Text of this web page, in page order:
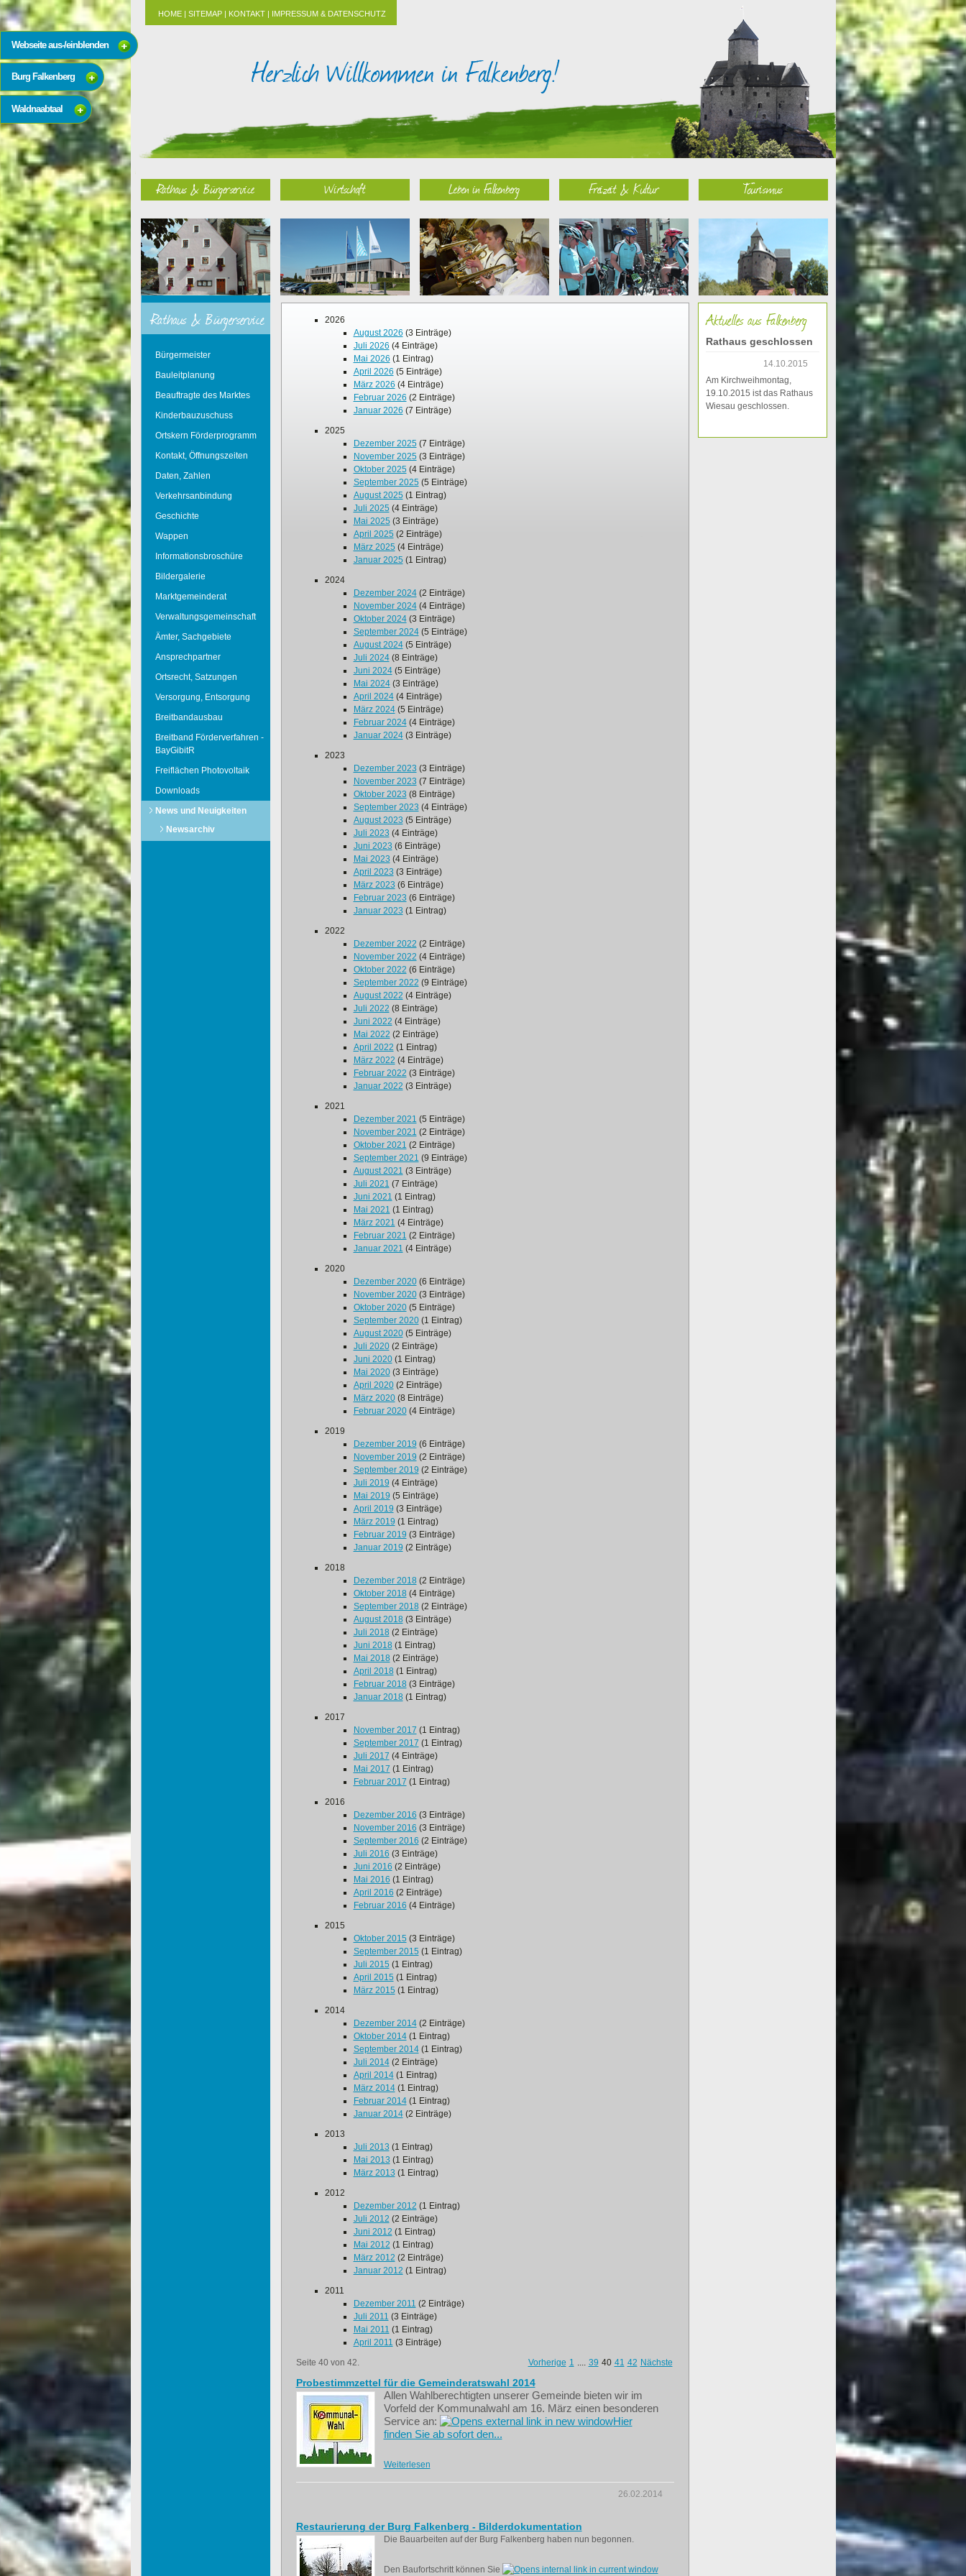
HOME| SITEMAP| KONTAKT| IMPRESSUM & DATENSCHUTZ
Rathaus & Bürgerservice Wirtschaft Leben in Falkenberg Freizeit & Kultur Tourismus
Rathaus & Bürgerservice
Bürgermeister
Bauleitplanung
Beauftragte des Marktes
Kinderbauzuschuss
Ortskern Förderprogramm
Kontakt, Öffnungszeiten
Daten, Zahlen
Verkehrsanbindung
Geschichte
Wappen
Informationsbroschüre
Bildergalerie
Marktgemeinderat
Verwaltungsgemeinschaft
Ämter, Sachgebiete
Ansprechpartner
Ortsrecht, Satzungen
Versorgung, Entsorgung
Breitbandausbau
Breitband Förderverfahren -
BayGibitR
Freiflächen Photovoltaik
Downloads
News und Neuigkeiten
Newsarchiv
2026
August 2026 (3 Einträge)
Juli 2026 (4 Einträge)
Mai 2026 (1 Eintrag)
April 2026 (5 Einträge)
März 2026 (4 Einträge)
Februar 2026 (2 Einträge)
Januar 2026 (7 Einträge)
2025
Dezember 2025(7 Einträge)
November 2025(3 Einträge)
Oktober 2025(4 Einträge)
September 2025(5 Einträge)
August 2025(1 Eintrag)
Juli 2025 (4 Einträge)
Mai 2025 (3 Einträge)
April 2025 (2 Einträge)
März 2025 (4 Einträge)
Januar 2025 (1 Eintrag)
2024
Dezember 2024(2 Einträge)
November 2024(4 Einträge)
Oktober 2024(3 Einträge)
September 2024(5 Einträge)
August 2024(5 Einträge)
Juli 2024(8 Einträge)
Juni 2024(5 Einträge)
Mai 2024(3 Einträge)
April 2024(4 Einträge)
März 2024(5 Einträge)
Februar 2024(4 Einträge)
Januar 2024(3 Einträge)
2023
Dezember 2023 (3 Einträge)
November 2023 (7 Einträge)
Oktober 2023 (8 Einträge)
September 2023 (4 Einträge)
August 2023 (5 Einträge)
Juli 2023 (4 Einträge)
Juni 2023 (6 Einträge)
Mai 2023 (4 Einträge)
April 2023 (3 Einträge)
März 2023 (6 Einträge)
Februar 2023 (6 Einträge)
Januar 2023 (1 Eintrag)
2022
Dezember 2022 (2 Einträge)
November 2022 (4 Einträge)
Oktober 2022 (6 Einträge)
September 2022 (9 Einträge)
August 2022 (4 Einträge)
Juli 2022 (8 Einträge)
Juni 2022 (4 Einträge)
Mai 2022 (2 Einträge)
April 2022 (1 Eintrag)
März 2022 (4 Einträge)
Februar 2022 (3 Einträge)
Januar 2022 (3 Einträge)
2021
Dezember 2021 (5 Einträge)
November 2021 (2 Einträge)
Oktober 2021 (2 Einträge)
September 2021 (9 Einträge)
August 2021 (3 Einträge)
Juli 2021 (7 Einträge)
Juni 2021 (1 Eintrag)
Mai 2021 (1 Eintrag)
März 2021 (4 Einträge)
Februar 2021 (2 Einträge)
Januar 2021 (4 Einträge)
2020
Dezember 2020(6 Einträge)
November 2020(3 Einträge)
Oktober 2020(5 Einträge)
September 2020(1 Eintrag)
August 2020(5 Einträge)
Juli 2020(2 Einträge)
Juni 2020(1 Eintrag)
Mai 2020(3 Einträge)
April 2020(2 Einträge)
März 2020(8 Einträge)
Februar 2020(4 Einträge)
2019
Dezember 2019 (6 Einträge)
November 2019 (2 Einträge)
September 2019 (2 Einträge)
Juli 2019 (4 Einträge)
Mai 2019 (5 Einträge)
April 2019 (3 Einträge)
März 2019 (1 Eintrag)
Februar 2019 (3 Einträge)
Januar 2019 (2 Einträge)
2018
Dezember 2018(2 Einträge)
Oktober 2018(4 Einträge)
September 2018(2 Einträge)
August 2018(3 Einträge)
Juli 2018(2 Einträge)
Juni 2018(1 Eintrag)
Mai 2018(2 Einträge)
April 2018(1 Eintrag)
Februar 2018(3 Einträge)
Januar 2018(1 Eintrag)
2017
November 2017 (1 Eintrag)
September 2017 (1 Eintrag)
Juli 2017 (4 Einträge)
Mai 2017 (1 Eintrag)
Februar 2017 (1 Eintrag)
2016
Dezember 2016 (3 Einträge)
November 2016 (3 Einträge)
September 2016 (2 Einträge)
Juli 2016 (3 Einträge)
Juni 2016 (2 Einträge)
Mai 2016 (1 Eintrag)
April 2016 (2 Einträge)
Februar 2016 (4 Einträge)
2015
Oktober 2015 (3 Einträge)
September 2015 (1 Eintrag)
Juli 2015 (1 Eintrag)
April 2015 (1 Eintrag)
März 2015 (1 Eintrag)
2014
Dezember 2014(2 Einträge)
Oktober 2014(1 Eintrag)
September 2014(1 Eintrag)
Juli 2014(2 Einträge)
April 2014(1 Eintrag)
März 2014(1 Eintrag)
Februar 2014(1 Eintrag)
Januar 2014(2 Einträge)
2013
Juli 2013 (1 Eintrag)
Mai 2013 (1 Eintrag)
März 2013 (1 Eintrag)
2012
Dezember 2012 (1 Eintrag)
Juli 2012 (2 Einträge)
Juni 2012 (1 Eintrag)
Mai 2012 (1 Eintrag)
März 2012 (2 Einträge)
Januar 2012 (1 Eintrag)
2011
Dezember 2011 (2 Einträge)
Juli 2011 (3 Einträge)
Mai 2011 (1 Eintrag)
April 2011 (3 Einträge)
Seite 40 von 42.
Vorherige 1 .... 39 40 41 42 Nächste
Probestimmzettel für die Gemeinderatswahl 2014
Allen Wahlberechtigten unserer Gemeinde bieten wir im
Vorfeld der Kommunalwahl am 16. März einen besonderen
Service an:
Hier
finden Sie ab sofort den...
Weiterlesen
26.02.2014
Restaurierung der Burg Falkenberg - Bilderdokumentation
Die Bauarbeiten auf der Burg Falkenberg haben nun begonnen.
Den Baufortschritt können Sie
Aktuelles aus Falkenberg
Rathaus geschlossen
14.10.2015
Am Kirchweihmontag,
19.10.2015 ist das Rathaus
Wiesau geschlossen.
Webseite aus-/einblenden
Burg Falkenberg
Waldnaabtaal